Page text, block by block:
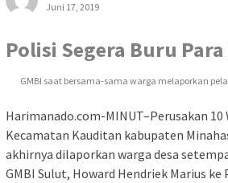
Juni 17, 2019
Polisi Segera Buru
GMBI saat bersama-sama warga melaporkan
Harimanado.com-MINUT–Perusakan 10
Kecamatan Kauditan kabupaten
akhirnya dilaporkan warga desa
GMBI Sulut, Howard Hendriek Marius